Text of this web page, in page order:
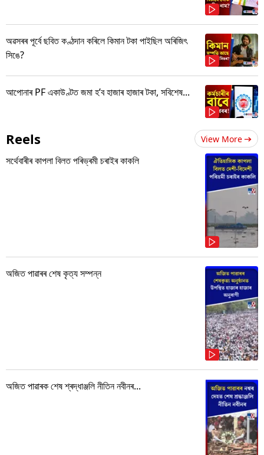
অৱসৰৰ পূৰ্বে ছবিত কণ্ঠদান কৰিলে কিমান টকা পাইছিল অৰিজিৎ
সিঙে?
আপোনাৰ PF একাউণ্টত জমা হ’ব হাজাৰ হাজাৰ টকা, সবিশেষ...
Reels View More
সৰ্থেবাৰীৰ কাপলা বিলত পৰিভ্ৰমী চৰাইৰ কাকলি
অজিত পাৱাৰৰ শেষ কৃত্য সম্পন্ন
অজিত পাৱাৰক শেষ শ্ৰদ্ধাঞ্জলি নীতিন নবীনৰ...